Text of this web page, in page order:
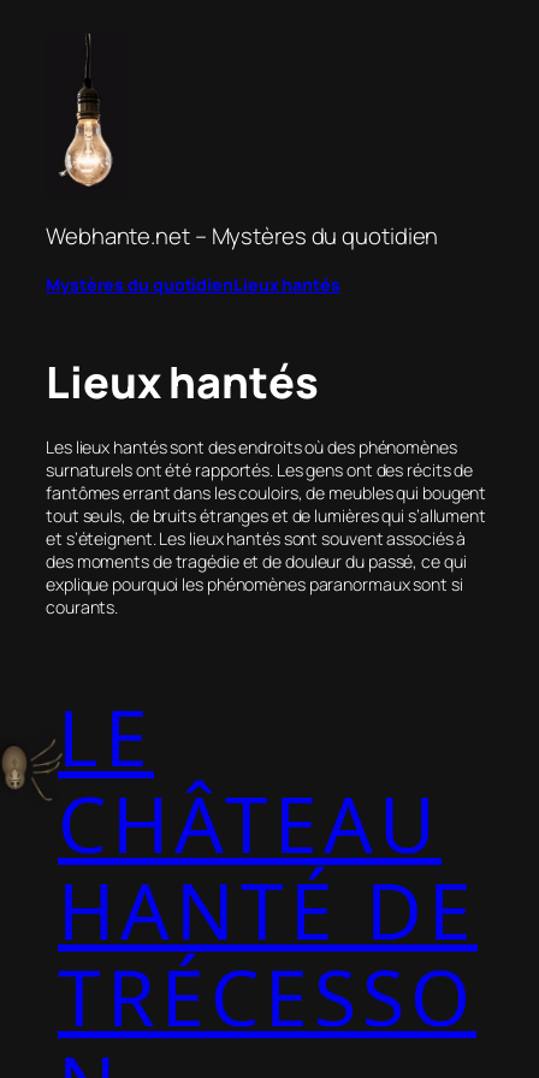
Webhante.net – Mystères du quotidien
Mystères du quotidienLieux hantés
Lieux hantés
Les lieux hantés sont des endroits où des phénomènes
surnaturels ont été rapportés. Les gens ont des récits de
fantômes errant dans les couloirs, de meubles qui bougent
tout seuls, de bruits étranges et de lumières qui s’allument
et s’éteignent. Les lieux hantés sont souvent associés à
des moments de tragédie et de douleur du passé, ce qui
explique pourquoi les phénomènes paranormaux sont si
courants.
LE
CHÂTEAU
HANTÉ DE
TRÉCESSO